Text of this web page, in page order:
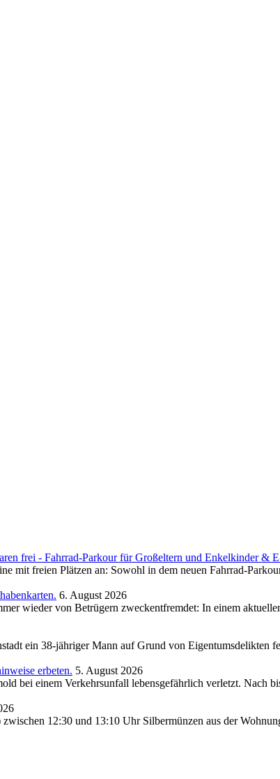
frei - Fahrrad-Parkour für Großeltern und Enkelkinder &
mit freien Plätzen an: Sowohl in dem neuen Fahrrad-
6. August 2026
wieder von Betrügern zweckentfremdet: In einem
ein 38-jähriger Mann auf Grund von Eigentumsdelikten
erbeten. 5. August 2026
bei einem Verkehrsunfall lebensgefährlich verletzt. Nach
12:30 und 13:10 Uhr Silbermünzen aus der